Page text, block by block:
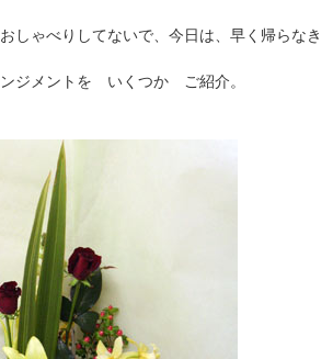
しゃべりしてないで、今日は、早く帰らなき
ジメントを いくつか ご紹介。